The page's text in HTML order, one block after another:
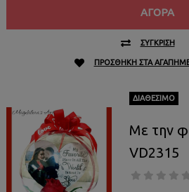
ΑΓΟΡΆ
ΣΎΓΚΡΙΣΗ
ΠΡΟΣΘΉΚΗ ΣΤΑ
ΔΙΑΘΈΣΙΜΟ
Με την
VD2315